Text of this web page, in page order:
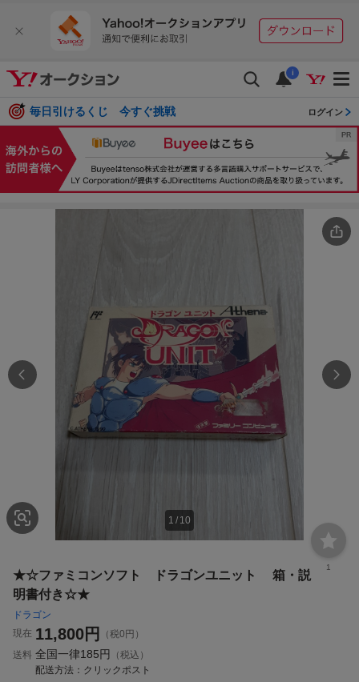
i
毎日引けるくじ 今すぐ挑戦 ログイン
1 / 10
1
★☆ファミコンソフト ドラゴンユニット 箱・説
明書付き☆★
ドラゴン
現在 11,800円
（税0円）
送料 全国一律185円
（税込）
配送方法
クリックポスト